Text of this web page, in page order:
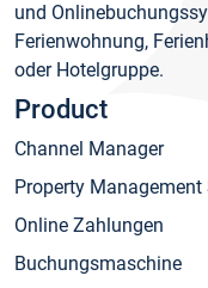
und
Ferienwohnung,
oder Hotelgruppe.
Product
Channel Manager
Property Management
Online Zahlungen
Buchungsmaschine